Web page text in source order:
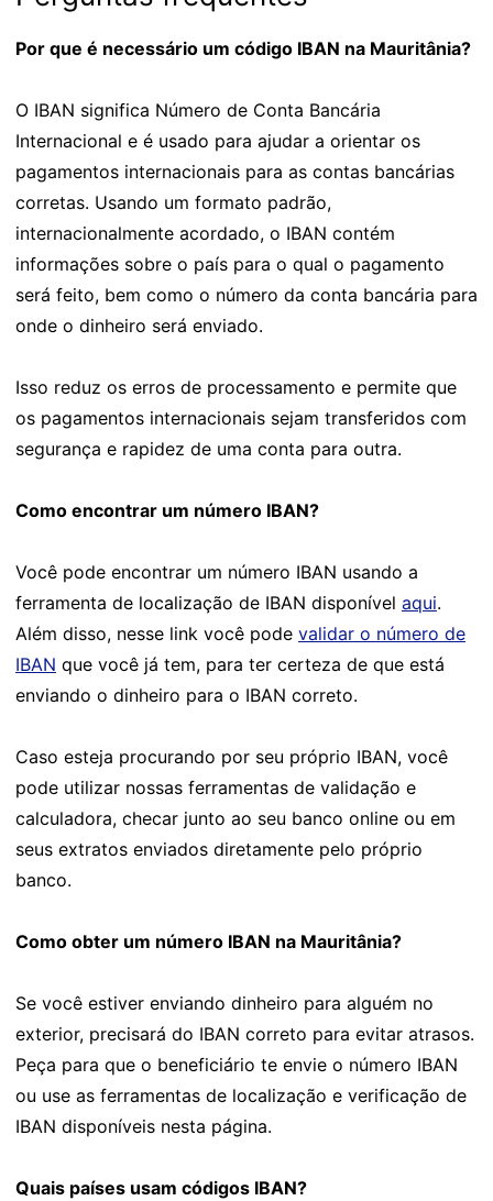
Por que é necessário um código IBAN na Mauritânia?
O IBAN significa Número de Conta Bancária
Internacional e é usado para ajudar a orientar os
pagamentos internacionais para as contas bancárias
corretas. Usando um formato padrão,
internacionalmente acordado, o IBAN contém
informações sobre o país para o qual o pagamento
será feito, bem como o número da conta bancária para
onde o dinheiro será enviado.
Isso reduz os erros de processamento e permite que
os pagamentos internacionais sejam transferidos com
segurança e rapidez de uma conta para outra.
Como encontrar um número IBAN?
Você pode encontrar um número IBAN usando a
ferramenta de localização de IBAN disponível aqui.
Além disso, nesse link você pode validar o número de
IBAN que você já tem, para ter certeza de que está
enviando o dinheiro para o IBAN correto.
Caso esteja procurando por seu próprio IBAN, você
pode utilizar nossas ferramentas de validação e
calculadora, checar junto ao seu banco online ou em
seus extratos enviados diretamente pelo próprio
banco.
Como obter um número IBAN na Mauritânia?
Se você estiver enviando dinheiro para alguém no
exterior, precisará do IBAN correto para evitar atrasos.
Peça para que o beneficiário te envie o número IBAN
ou use as ferramentas de localização e verificação de
IBAN disponíveis nesta página.
Quais países usam códigos IBAN?